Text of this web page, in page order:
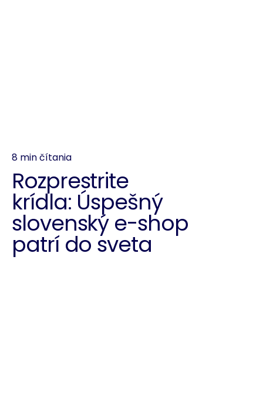
8 min čítania
Rozprestrite
krídla: Úspešný
slovenský e-shop
patrí do sveta